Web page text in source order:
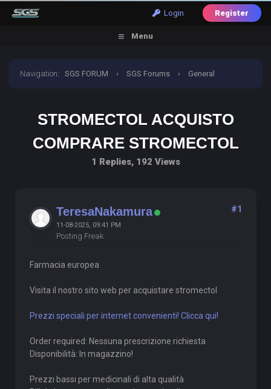
Login Register
Menu
Navigation:SGS FORUM › SGS Forums › General
STROMECTOL ACQUISTO
COMPRARE STROMECTOL
1 Replies, 192 Views
TeresaNakamura
11-08-2025, 09:41 PM
Posting Freak
#1
Farmacia europea
Visita il nostro sito web per acquistare stromectol
Prezzi speciali per internet convenienti! Clicca qui!
Order required: Nessuna prescrizione richiesta
Disponibilità: In magazzino!
Prezzi bassi per medicinali di alta qualità